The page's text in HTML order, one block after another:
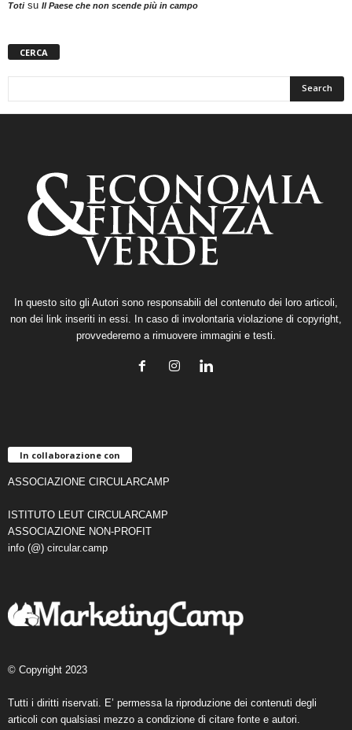
Totisu Il Paese che non scende più in campo
CERCA
In questo sito gli Autori sono responsabili del contenuto dei loro articoli,
non dei link inseriti in essi. In caso di involontaria violazione di copyright,
provvederemo a rimuovere immagini e testi.
In collaborazione con
ASSOCIAZIONE CIRCULARCAMP
ISTITUTO LEUT CIRCULARCAMP
ASSOCIAZIONE NON-PROFIT
info (@) circular.camp
© Copyright 2023
Tutti i diritti riservati. E’ permessa la riproduzione dei contenuti degli
articoli con qualsiasi mezzo a condizione di citare fonte e autori.